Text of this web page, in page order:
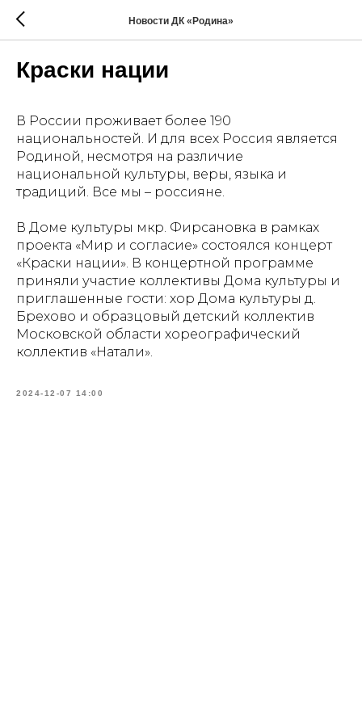
Новости ДК «Родина»
Краски нации
В России проживает более 190
национальностей. И для всех Россия является
Родиной, несмотря на различие
национальной культуры, веры, языка и
традиций. Все мы – россияне.
В Доме культуры мкр. Фирсановка в рамках
проекта «Мир и согласие» состоялся концерт
«Краски нации». В концертной программе
приняли участие коллективы Дома культуры и
приглашенные гости: хор Дома культуры д.
Брехово и образцовый детский коллектив
Московской области хореографический
коллектив «Натали».
2024-12-07 14:00